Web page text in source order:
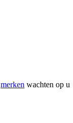
merken wachten op u